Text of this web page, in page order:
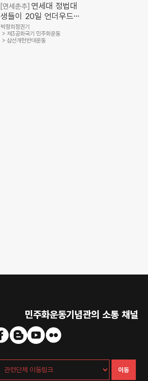
[연세춘추] 연세대 정법대
생들이 20일 언더우드
동상 앞에서 삼선개헌반
대 성토대회를 열고 개헌
반대 다짐 만세를 부르고
박정희정권기
제3공화국기 민주화운동
삼선개헌반대운동
민주화운동기념관의 소통 채널
이동